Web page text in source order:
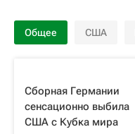
Общее США
Сборная Германии
сенсационно выбила
США с Кубка мира